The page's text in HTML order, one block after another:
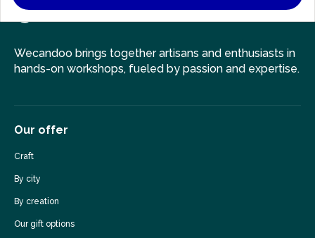
Wecandoo brings together artisans and enthusiasts in
hands-on workshops, fueled by passion and expertise.
Our offer
Craft
By city
By creation
Our gift options